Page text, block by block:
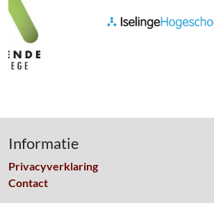
Informatie
Privacyverklaring
Contact